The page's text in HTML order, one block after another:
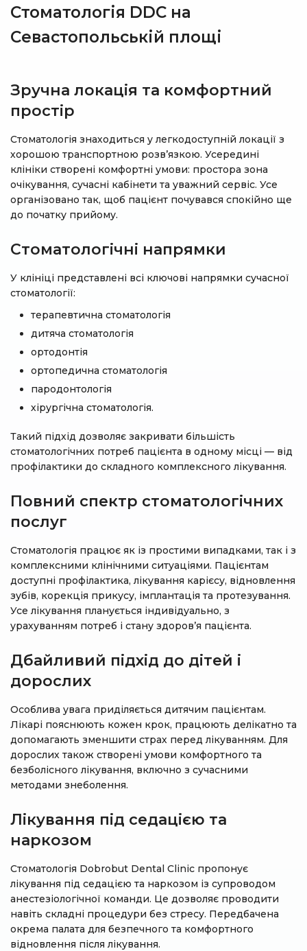
Стоматологія DDC на
Севастопольській площі
Зручна локація та комфортний
простір
Стоматологія знаходиться у легкодоступній локації з
хорошою транспортною розв’язкою. Усередині
клініки створені комфортні умови: простора зона
очікування, сучасні кабінети та уважний сервіс. Усе
організовано так, щоб пацієнт почувався спокійно ще
до початку прийому.
Стоматологічні напрямки
У клініці представлені всі ключові напрямки сучасної
стоматології:
терапевтична стоматологія
дитяча стоматологія
ортодонтія
ортопедична стоматологія
пародонтологія
хірургічна стоматологія.
Такий підхід дозволяє закривати більшість
стоматологічних потреб пацієнта в одному місці — від
профілактики до складного комплексного лікування.
Повний спектр стоматологічних
послуг
Стоматологія працює як із простими випадками, так і з
комплексними клінічними ситуаціями. Пацієнтам
доступні профілактика, лікування карієсу, відновлення
зубів, корекція прикусу, імплантація та протезування.
Усе лікування планується індивідуально, з
урахуванням потреб і стану здоров’я пацієнта.
Дбайливий підхід до дітей і
дорослих
Особлива увага приділяється дитячим пацієнтам.
Лікарі пояснюють кожен крок, працюють делікатно та
допомагають зменшити страх перед лікуванням. Для
дорослих також створені умови комфортного та
безболісного лікування, включно з сучасними
методами знеболення.
Лікування під седацією та
наркозом
Стоматологія Dobrobut Dental Clinic пропонує
лікування під седацією та наркозом із супроводом
анестезіологічної команди. Це дозволяє проводити
навіть складні процедури без стресу. Передбачена
окрема палата для безпечного та комфортного
відновлення після лікування.